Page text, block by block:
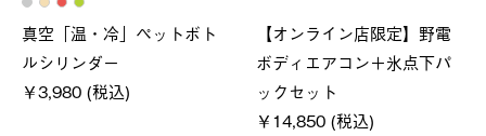
真空「温・冷」ペットボト
ルシリンダー
￥3,980 (税込)
【オンライン店限定】野電
ボディエアコン＋氷点下パ
ックセット
￥14,850 (税込)